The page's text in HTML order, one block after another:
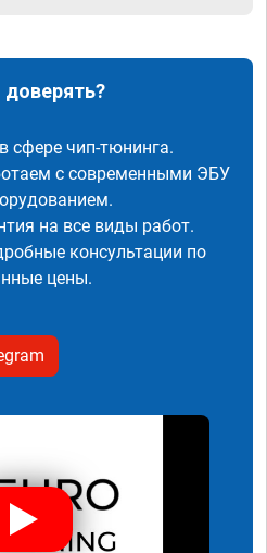
сфере чип-тюнинга.
с современными ЭБУ
на все виды работ.
консультации по
цены.